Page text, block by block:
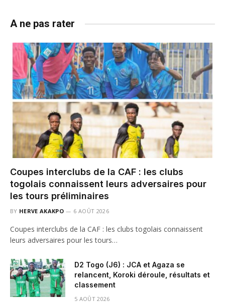
A ne pas rater
Coupes interclubs de la CAF : les clubs
togolais connaissent leurs adversaires pour
les tours préliminaires
BY HERVE AKAKPO 6 AOÛT 2026
Coupes interclubs de la CAF : les clubs togolais connaissent
leurs adversaires pour les tours…
D2 Togo (J6) : JCA et Agaza se
relancent, Koroki déroule, résultats et
classement
5 AOÛT 2026